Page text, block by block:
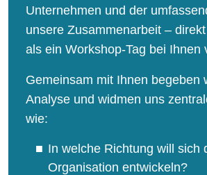
Unternehmen und der
unsere Zusammenarbeit –
als ein Workshop-Tag bei Ihnen
Gemeinsam mit Ihnen begeben
Analyse und widmen uns
wie:
In welche Richtung will sich
Organisation entwickeln?